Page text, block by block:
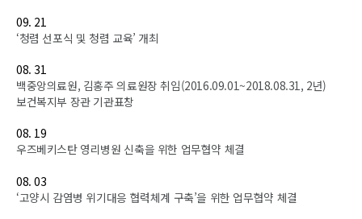
09. 21
‘청렴 선포식 및 청렴 교육’ 개최
08. 31
백중앙의료원, 김홍주 의료원장 취임(2016.09.01~2018.08.31, 2년)
보건복지부 장관 기관표창
08. 19
우즈베키스탄 영리병원 신축을 위한 업무협약 체결
08. 03
‘고양시 감염병 위기대응 협력체계 구축’을 위한 업무협약 체결